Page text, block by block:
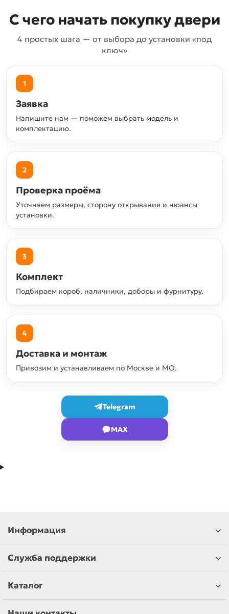
С чего начать покупку двери
4 простых шага — от выбора до установки «под
ключ»
1
Заявка
Напишите нам — поможем выбрать модель и
комплектацию.
2
Проверка проёма
Уточняем размеры, сторону открывания и нюансы
установки.
3
Комплект
Подбираем короб, наличники, доборы и фурнитуру.
4
Доставка и монтаж
Привозим и устанавливаем по Москве и МО.
Telegram
MAX
Информация
Служба поддержки
Каталог